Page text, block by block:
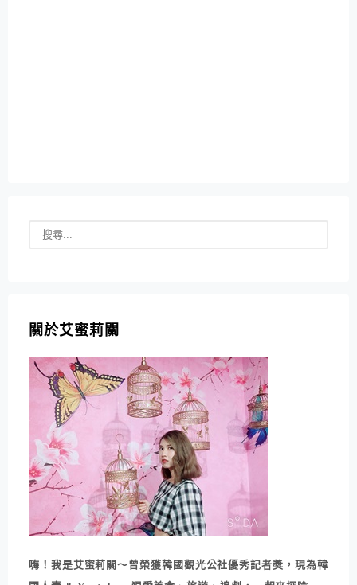
關於艾蜜莉關
嗨！我是艾蜜莉關～曾榮獲韓國觀光公社優秀記者獎，現為韓